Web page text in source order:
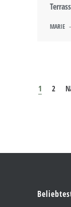
MARIE
1 2